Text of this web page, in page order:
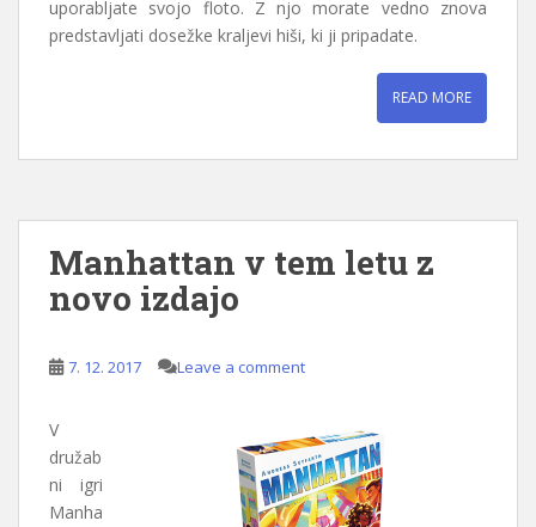
uporabljate svojo floto. Z njo morate vedno znova
predstavljati dosežke kraljevi hiši, ki ji pripadate.
READ MORE
Manhattan v tem letu z
novo izdajo
7. 12. 2017 Leave a comment
V
družab
ni igri
Manha